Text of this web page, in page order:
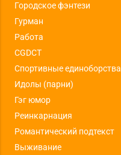
Городское фэнтези
Гурман
Работа
CGDCT
Спортивные единоборства
Идолы (парни)
Гэг юмор
Реинкарнация
Романтический подтекст
Выживание